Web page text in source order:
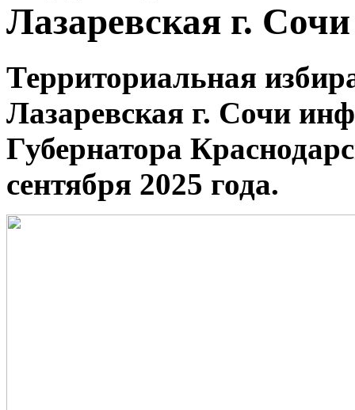
Лазаревская г.
Территориальная
Лазаревская г. Сочи
Губернатора
сентября 2025 года.